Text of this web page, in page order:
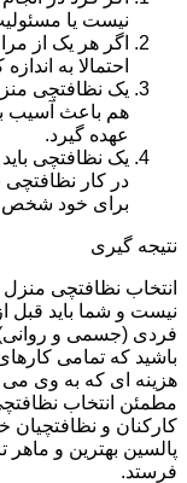
نیست یا
اگر هر یک از
احتمالا به
یک نظافتچی
هم باعث آسیب
عهده گیرد.
یک نظافتچی
در کار نظافتچی
برای خود شخص
نتیجه گیری
انتخاب نظافتچی
نیست و شما باید قبل
فردی (جسمی و
باشید که تمامی
هزینه ای که به وی می
مطمئن انتخاب
کارکنان و
پالسین بهترین و ماهر
فرستد.